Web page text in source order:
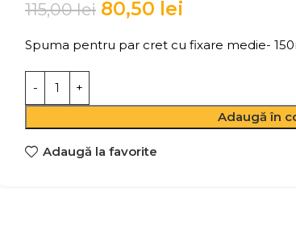
115,00lei 80,50 lei
Spuma pentru par cret cu fixare medie-
Adaugă în
Adaugă la favorite